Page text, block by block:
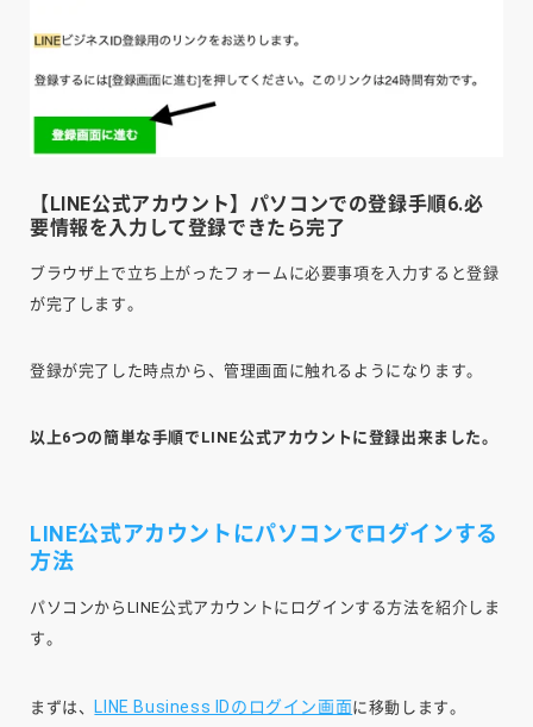
【LINE公式アカウント】パソコンでの登録手順6.必
要情報を入力して登録できたら完了
ブラウザ上で立ち上がったフォームに必要事項を入力すると登録
が完了します。
登録が完了した時点から、管理画面に触れるようになります。
以上6つの簡単な手順でLINE公式アカウントに登録出来ました。
LINE公式アカウントにパソコンでログインする
方法
パソコンからLINE公式アカウントにログインする方法を紹介しま
す。
まずは、 LINE Business IDのログイン画面に移動します。